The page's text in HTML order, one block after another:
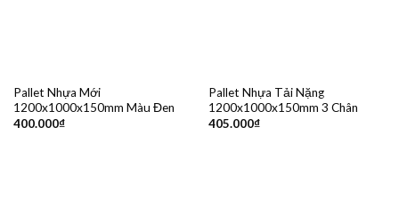
Pallet Nhựa Mới
1200x1000x150mm Màu Đen
400.000₫
Pallet Nhựa Tải Nặng
1200x1000x150mm 3 Chân
405.000₫